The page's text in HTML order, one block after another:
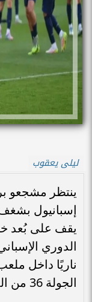
ليلى يعقوب
ينتظر مشجعو
إسبانيول بشغف
يقف على بُعد
الدوري
ناريًا داخل
الجولة 36 من المسابقة.